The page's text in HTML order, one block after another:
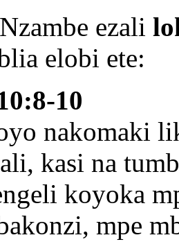
ezali
elobi ete:
10
nakomaki
kasi na
koyoka
mpe